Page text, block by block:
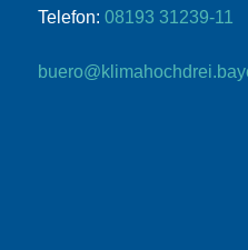
Telefon: 08193 31239-11